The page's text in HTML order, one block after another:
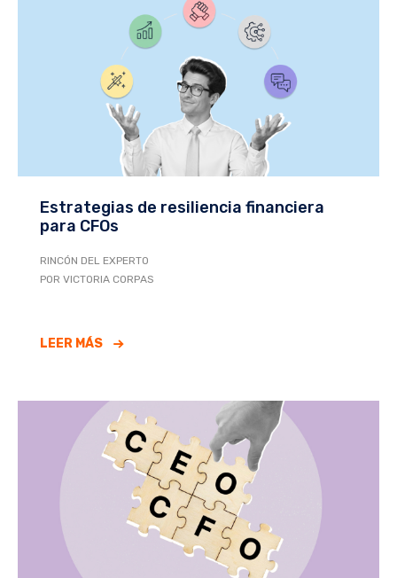
Estrategias de resiliencia financiera
para CFOs
RINCÓN DEL EXPERTO
POR VICTORIA CORPAS
LEER MÁS